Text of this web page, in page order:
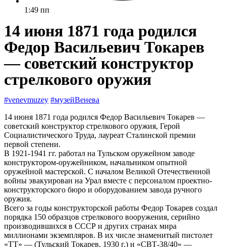
1:49 пп
14 июня 1871 года родился
Федор Васильевич Токарев
— советский конструктор
стрелкового оружия
#venevmuzey #музейВенева
14 июня 1871 года родился Федор Васильевич Токарев —
советский конструктор стрелкового оружия, Герой
Социалистического Труда, лауреат Сталинской премии
первой степени.
В 1921-1941 гг. работал на Тульском оружейном заводе
конструктором-оружейником, начальником опытной
оружейной мастерской. С началом Великой Отечественной
войны эвакуирован на Урал вместе с персоналом проектно-
конструкторского бюро и оборудованием завода ручного
оружия.
Всего за годы конструкторской работы Федор Токарев создал
порядка 150 образцов стрелкового вооружения, серийно
производившихся в СССР и других странах мира
миллионами экземпляров. В их числе знаменитый пистолет
«ТТ» — (Тульский Токарев, 1930 г.) и «СВТ-38/40» —